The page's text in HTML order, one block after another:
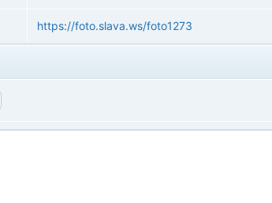
https://foto.slava.ws/foto1273